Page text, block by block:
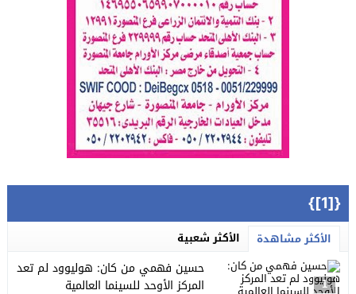
{[1]}
الأكثر مشاهدة الأكثر شعبية
1
حسين فهمي من كان: هوليوود لم تعد
المركز الأوحد للسينما العالمية